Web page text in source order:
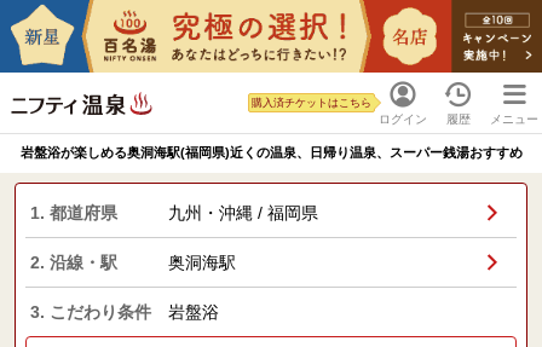
ログイン
購入済チケットはこちら
履歴 メニュー
岩盤浴が楽しめる奥洞海駅(福岡県)近くの温泉、日帰り温泉、スーパー銭湯おすすめ
1. 都道府県 九州・沖縄 / 福岡県
2. 沿線・駅 奥洞海駅
3. こだわり条件 岩盤浴